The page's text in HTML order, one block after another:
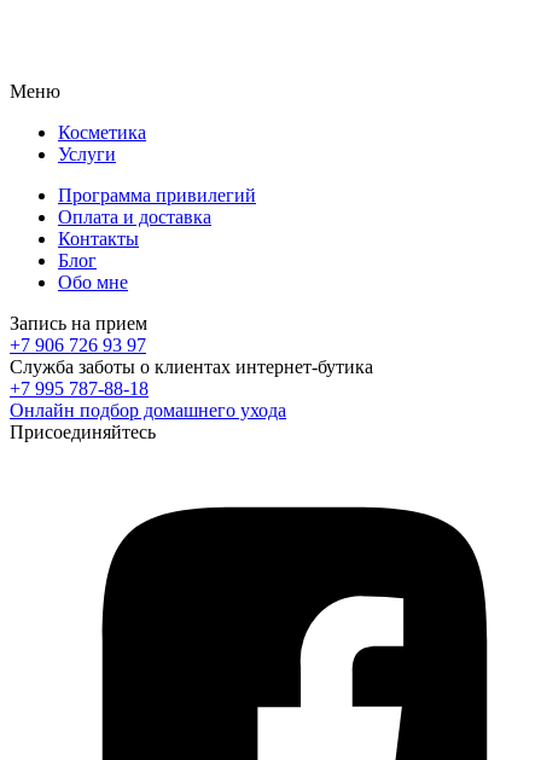
Меню
Косметика
Услуги
Программа привилегий
Оплата и доставка
Контакты
Блог
Обо мне
Запись на прием
+7 906 726 93 97
Служба заботы о клиентах интернет-бутика
+7 995 787-88-18
Онлайн подбор домашнего ухода
Присоединяйтесь